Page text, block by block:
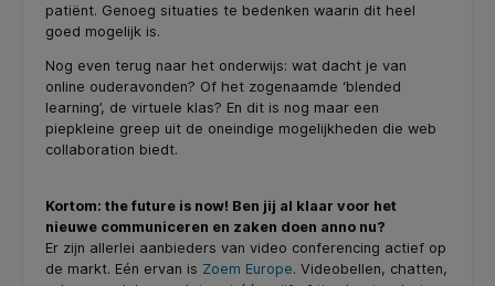
patiënt. Genoeg situaties te bedenken waarin dit heel
goed mogelijk is.
Nog even terug naar het onderwijs: wat dacht je van
online ouderavonden? Of het zogenaamde ‘blended
learning’, de virtuele klas? En dit is nog maar een
piepkleine greep uit de oneindige mogelijkheden die web
collaboration biedt.
Kortom: the future is now! Ben jij al klaar voor het
nieuwe communiceren en zaken doen anno nu?
Er zijn allerlei aanbieders van video conferencing actief op
de markt. Eén ervan is Zoem Europe. Videobellen, chatten,